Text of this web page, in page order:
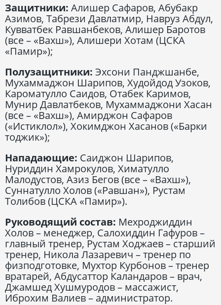
Защитники: Алишер Сафаров, Абубакр
Азимов, Табрези Давлатмир, Навруз Абдул,
Кувватбек Равшанбеков, Алишер Баротов
(все – «Вахш»), Алишери Хотам (ЦСКА
«Памир»);
Полузащитники: Эхсони Панджшанбе,
Мухаммаджон Шарипов, Худойдод Узоков,
Кароматулло Саидов, Отабек Каримов,
Мунир Давлатбеков, Мухаммаджони Хасан
(все – «Вахш»), Амирджон Сафаров
(«Истиклол»), Хокимджон Хасанов («Барки
тоджик»);
Нападающие: Саиджон Шарипов,
Нуриддин Хамрокулов, Химатулло
Малодустов, Азиз Бегов (все – «Вахш»),
Суннатулло Холов («Равшан»), Рустам
Толибов (ЦСКА «Памир»).
Руководящий состав: Мехроджиддин
Холов – менеджер, Салохиддин Гафуров –
главный тренер, Рустам Ходжаев – старший
тренер, Никола Лазаревич – тренер по
физподготовке, Мухтор Курбонов – тренер
вратарей, Абдусаттор Каландаров – врач,
Джамшед Хушмуродов – массажист,
Иброхим Валиев – администратор.